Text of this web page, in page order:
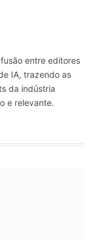
entre editores
IA, trazendo as
da indústria
e relevante.